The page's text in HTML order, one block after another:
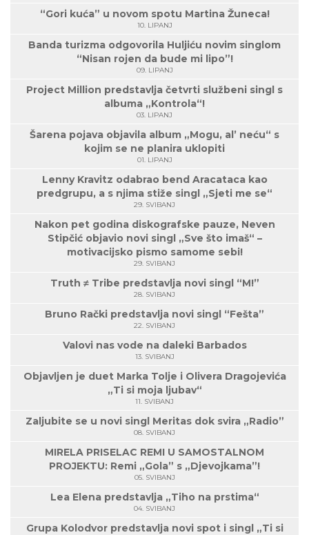
“Gori kuća” u novom spotu Martina Žuneca!
10. LIPANJ
Banda turizma odgovorila Huljiću novim singlom
“Nisan rojen da bude mi lipo”!
09. LIPANJ
Project Million predstavlja četvrti službeni singl s
albuma „Kontrola“!
03. LIPANJ
Šarena pojava objavila album „Mogu, al’ neću“ s
kojim se ne planira uklopiti
01. LIPANJ
Lenny Kravitz odabrao bend Aracataca kao
predgrupu, a s njima stiže singl „Sjeti me se“
29. SVIBANJ
Nakon pet godina diskografske pauze, Neven
Stipčić objavio novi singl „Sve što imaš“ –
motivacijsko pismo samome sebi!
29. SVIBANJ
Truth ≠ Tribe predstavlja novi singl “M!”
28. SVIBANJ
Bruno Rački predstavlja novi singl “Fešta”
22. SVIBANJ
Valovi nas vode na daleki Barbados
13. SVIBANJ
Objavljen je duet Marka Tolje i Olivera Dragojevića
„Ti si moja ljubav“
11. SVIBANJ
Zaljubite se u novi singl Meritas dok svira „Radio”
08. SVIBANJ
MIRELA PRISELAC REMI U SAMOSTALNOM
PROJEKTU: Remi „Gola” s „Djevojkama”!
05. SVIBANJ
Lea Elena predstavlja „Tiho na prstima“
04. SVIBANJ
Grupa Kolodvor predstavlja novi spot i singl „Ti si